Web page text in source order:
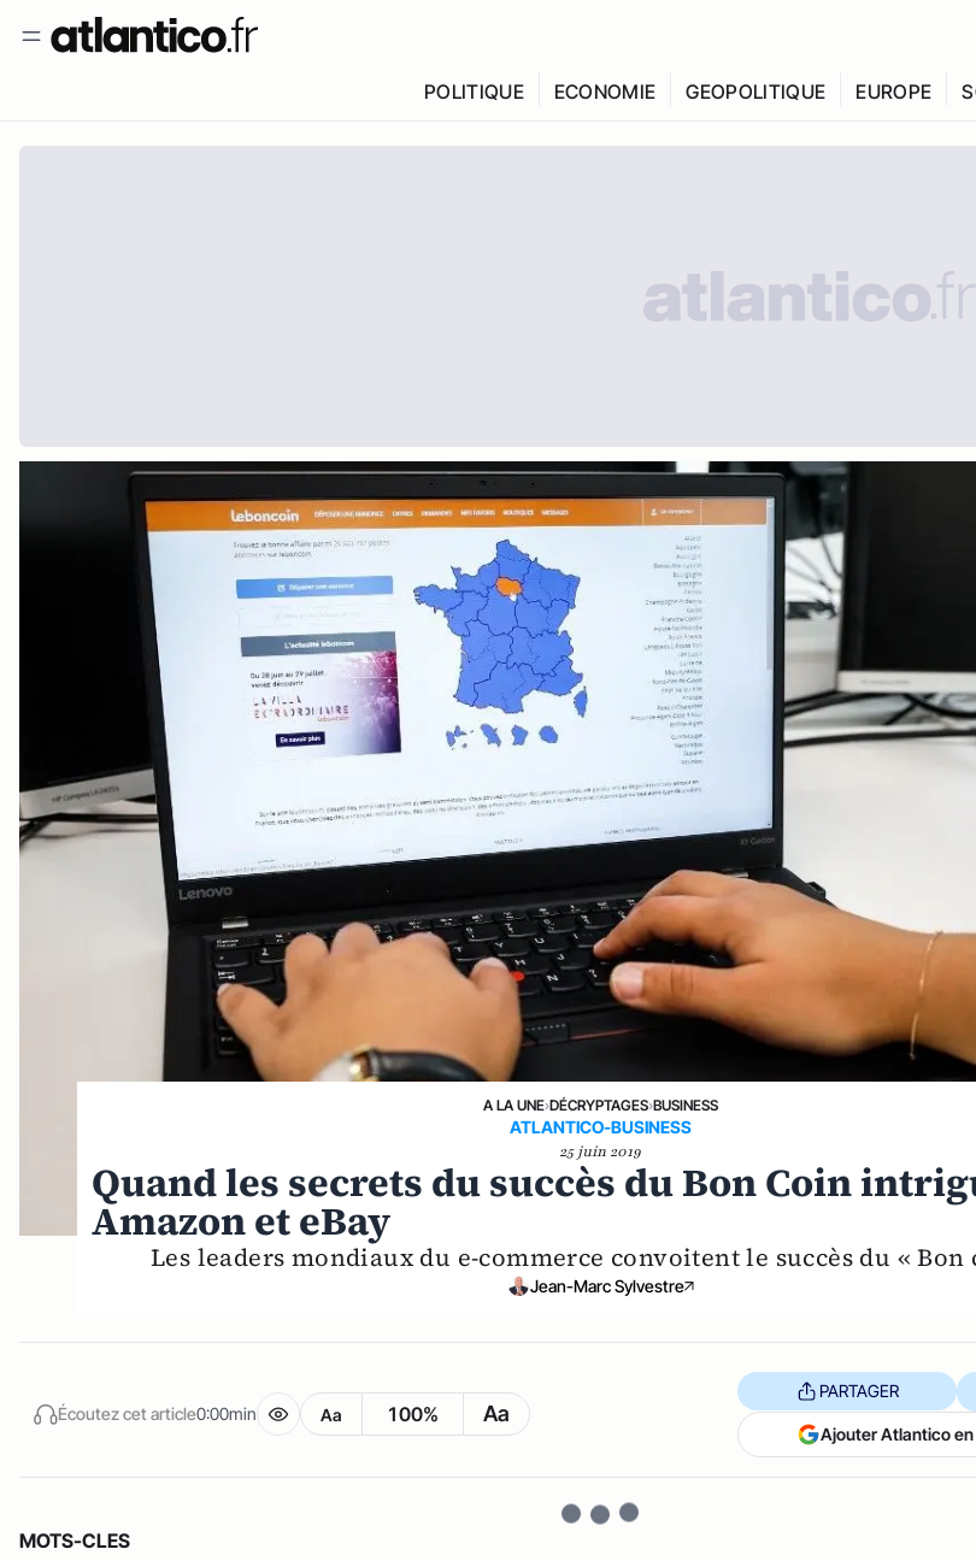
POLITIQUE ECONOMIE GEOPOLITIQUE EUROPE
A LA UNE›DÉCRYPTAGES›BUSINESS
ATLANTICO-BUSINESS
25 juin 2019
Quand les secrets du succès du Bon Coin
Amazon et eBay
Les leaders mondiaux du e-commerce convoitent le succès du « Bon
Jean-Marc Sylvestre
Écoutez cet article0:00min Aa 100% Aa
PARTAGER
Ajouter Atlantico
MOTS-CLES